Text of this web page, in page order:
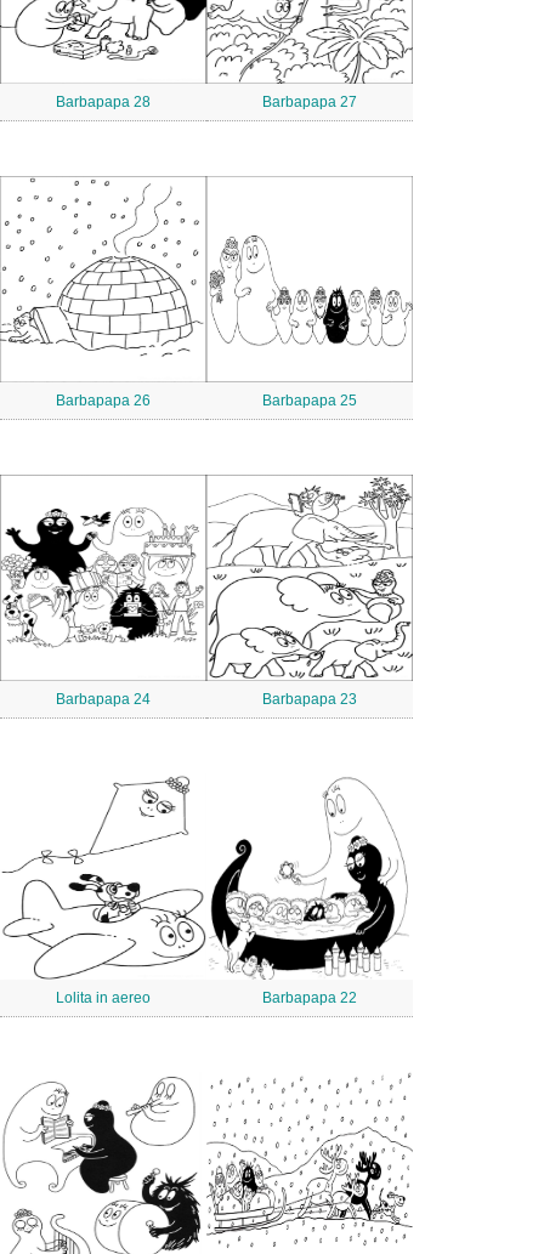
Barbapapa 28 Barbapapa 27
Barbapapa 26 Barbapapa 25
Barbapapa 24 Barbapapa 23
Lolita in aereo Barbapapa 22